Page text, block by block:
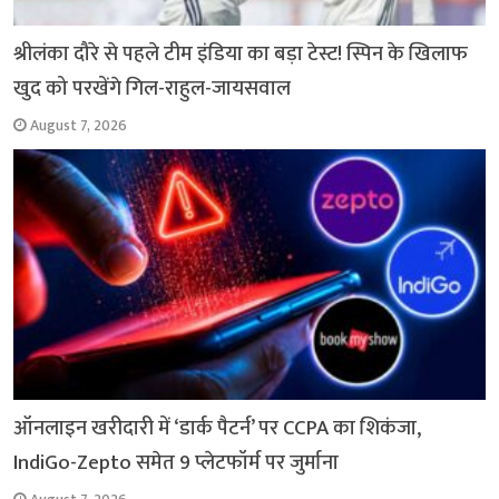
श्रीलंका दौरे से पहले टीम इंडिया का बड़ा टेस्ट! स्पिन के खिलाफ
खुद को परखेंगे गिल-राहुल-जायसवाल
August 7, 2026
ऑनलाइन खरीदारी में ‘डार्क पैटर्न’ पर CCPA का शिकंजा,
IndiGo-Zepto समेत 9 प्लेटफॉर्म पर जुर्माना